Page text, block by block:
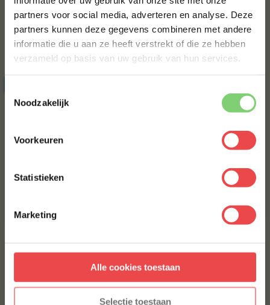
partners voor social media, adverteren en analyse. Deze
partners kunnen deze gegevens combineren met andere
informatie die u aan ze heeft verstrekt of die ze hebben
verzameld op basis van uw gebruik van hun services.
Toestemmingsselectie
Noodzakelijk
Voorkeuren
Statistieken
Marketing
Alle cookies toestaan
Selectie toestaan
€ 20,-
Bestel alles
Gehakt Box Runds
€ 52,50
Rundergehakt 500 gram
€ 9,50
Schrijf je in voor onze nieuwsbrief en ontvang direct
10% korting op jouw eerste bestelling.
ACHTERNAAM
* Alleen voor nieuwe inschrijvers, korting niet geldig op reeds
afgeprijsde producten.